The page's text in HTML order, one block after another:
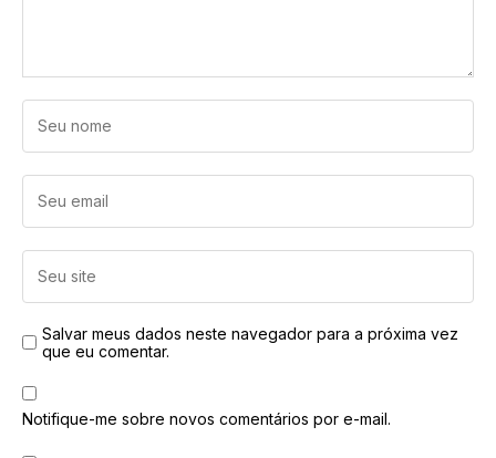
Salvar meus dados neste navegador para a próxima vez
que eu comentar.
Notifique-me sobre novos comentários por e-mail.